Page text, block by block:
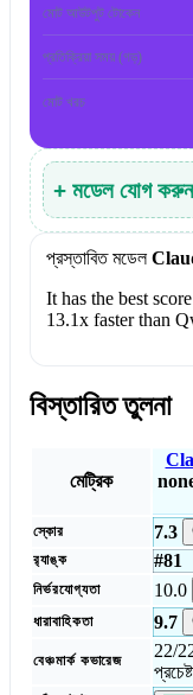
মোট আউটপুট টোকেন
প্রতিক্রিয়া সময় (গড়)
মোট খরচ
+ মডেল যোগ করুন
প্রস্তাবিত মডেল
It has the best
13.1x faster than
বিস্তারিত তুলনা
মেট্রিক
স্কোর 7.3
র‍্যাঙ্ক #81
নির্ভরযোগ্যতা 10.0
ধারাবাহিকতা 9.7
বেঞ্চমার্ক কভারেজ
22/